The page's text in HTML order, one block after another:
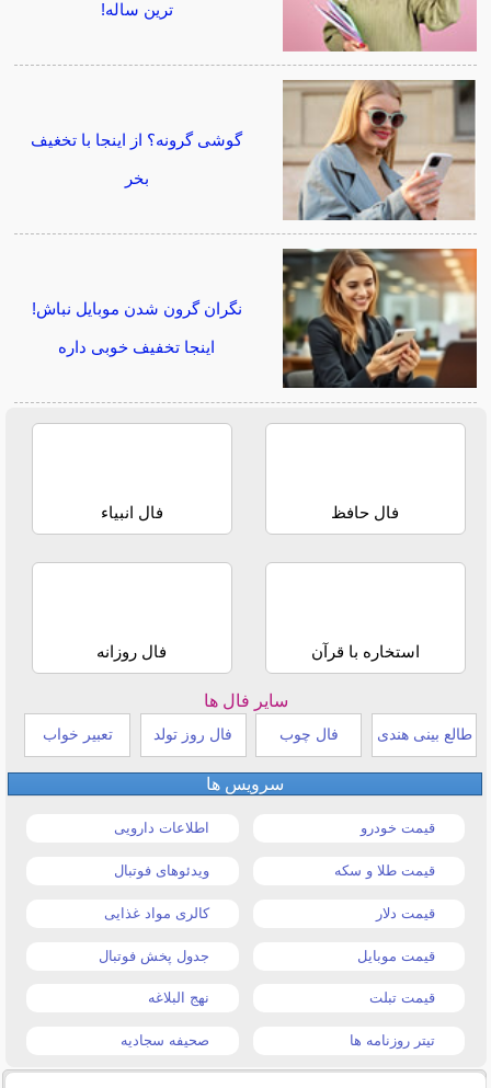
ترین ساله!
گوشی گرونه؟ از اینجا با تخغیف
بخر
نگران گرون شدن موبایل نباش!
اینجا تخفیف خوبی داره
فال حافظ فال انبیاء
استخاره با قرآن فال روزانه
سایر فال ها
طالع بینی هندی فال چوب فال روز تولد تعبیر خواب
سرویس ها
قیمت خودرو اطلاعات دارویی
قیمت طلا و سکه ویدئوهای فوتبال
قیمت دلار کالری مواد غذایی
قیمت موبایل جدول پخش فوتبال
قیمت تبلت نهج البلاغه
تیتر روزنامه ها صحیفه سجادیه